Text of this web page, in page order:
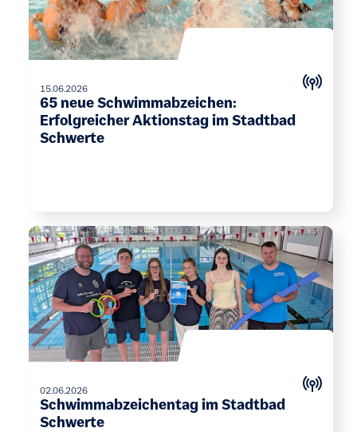
15.06.2026
65 neue Schwimmabzeichen:
Erfolgreicher Aktionstag im Stadtbad
Schwerte
02.06.2026
Schwimmabzeichentag im Stadtbad
Schwerte